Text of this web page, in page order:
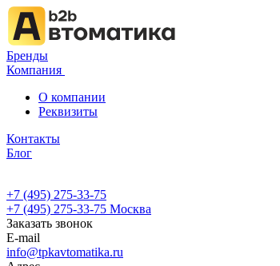
Бренды
Компания
О компании
Реквизиты
Контакты
Блог
+7 (495) 275-33-75
+7 (495) 275-33-75 Москва
Заказать звонок
E-mail
info@tpkavtomatika.ru